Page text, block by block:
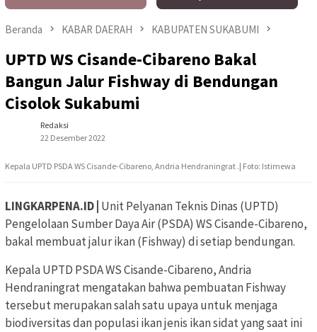
Beranda KABAR DAERAH KABUPATEN SUKABUMI
UPTD WS Cisande-Cibareno Bakal
Bangun Jalur Fishway di Bendungan
Cisolok Sukabumi
Redaksi
22 Desember 2022
Kepala UPTD PSDA WS Cisande-Cibareno, Andria Hendraningrat .| Foto: Istimewa
LINGKARPENA.ID | Unit Pelyanan Teknis Dinas (UPTD)
Pengelolaan Sumber Daya Air (PSDA) WS Cisande-Cibareno,
bakal membuat jalur ikan (Fishway) di setiap bendungan.
Kepala UPTD PSDA WS Cisande-Cibareno, Andria
Hendraningrat mengatakan bahwa pembuatan Fishway
tersebut merupakan salah satu upaya untuk menjaga
biodiversitas dan populasi ikan jenis ikan sidat yang saat ini